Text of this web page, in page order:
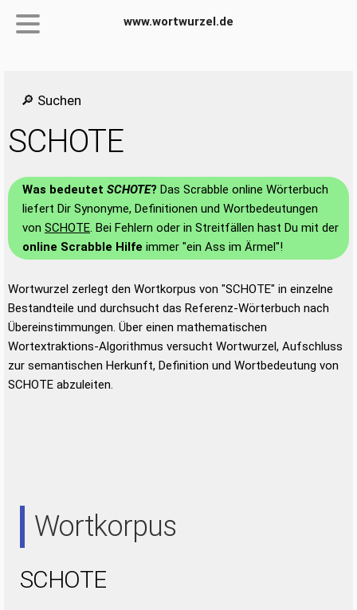
www.wortwurzel.de
🔎 Suchen
SCHOTE
Was bedeutet SCHOTE? Das Scrabble online Wörterbuch
liefert Dir Synonyme, Definitionen und Wortbedeutungen
von SCHOTE. Bei Fehlern oder in Streitfällen hast Du mit der
online Scrabble Hilfe immer "ein Ass im Ärmel"!
Wortwurzel zerlegt den Wortkorpus von "SCHOTE" in einzelne
Bestandteile und durchsucht das Referenz-Wörterbuch nach
Übereinstimmungen. Über einen mathematischen
Wortextraktions-Algorithmus versucht Wortwurzel, Aufschluss
zur semantischen Herkunft, Definition und Wortbedeutung von
SCHOTE abzuleiten.
Wortkorpus
SCHOTE